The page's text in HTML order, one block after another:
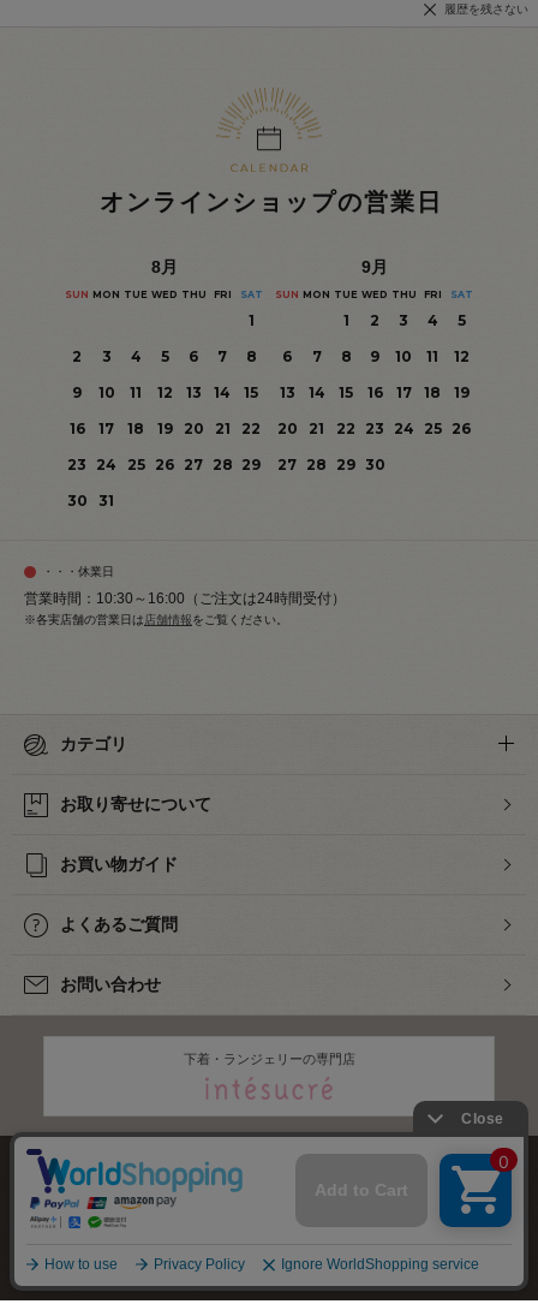
履歴を残さない
オンラインショップの営業日
8月
SUN MON TUE WED THU FRI SAT
1
2
3 4 5 6 7
8
9
10 11 12 13 14
15
16
17 18 19 20 21
22
23
24 25 26 27 28 29
30
31
9月
SUN MON TUE WED THU FRI SAT
1 2 3 4
5
6
7 8 9 10 11
12
13
14 15 16 17 18
19
20
21 22 23 24 25
26
27 28 29 30
・・・休業日
営業時間：10:30～16:00（ご注文は24時間受付）
※各実店舗の営業日は 店舗情報をご覧ください。
カテゴリ
お取り寄せについて
お買い物ガイド
よくあるご質問
お問い合わせ
下着・ランジェリーの専門店
株式会社オカダヤ
特定商取引法に基づく表記 プライバシーポリシー サイトマップ
2012-2026OKADAYA CO.,LTD.